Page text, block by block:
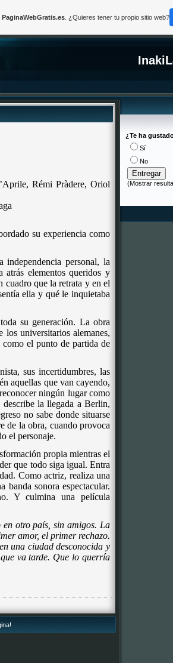
Rémi Pràdere, Oriol
su experiencia como
personal, la
atrás elementos queridos y
que la retrata y en el
ella y qué le inquietaba
su generación. La obra
universitarios alemanes,
como el punto de partida de
sus incertidumbres, las
aquellas que van cayendo,
ningún lugar como
la llegada a Berlin,
no sabe donde situarse
de la obra, cuando provoca
el personaje.
propia mientras el
que todo siga igual. Entra
Como actriz, realiza una
banda sonora espectacular.
Y culmina una película
otro país, sin amigos. La
amor, el primer rechazo.
una ciudad desconocida y
va tarde. Que lo querría
¿Te ha
Sí
No
(Mostrar
PaginaWebGratis.es. ¿Quieres tener tu propio sitio web?